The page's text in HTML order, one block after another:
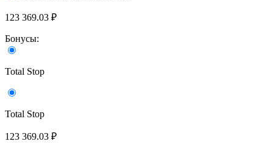
123 369.03 ₽
Бонусы:
Total Stop
Total Stop
123 369.03 ₽